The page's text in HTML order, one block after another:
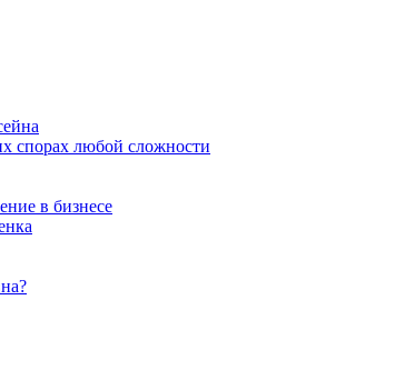
спорах любой сложности
в бизнесе